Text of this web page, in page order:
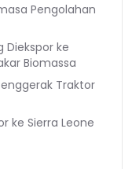
Pengolahan
Diekspor ke
Biomassa
Traktor
ke Sierra Leone